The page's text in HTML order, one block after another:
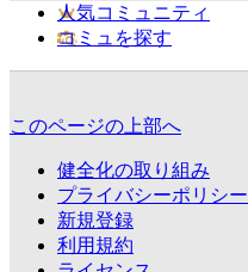
人気コミュニティ
コミュを探す
このページの上部へ
健全化の取り組み
プライバシーポリシー
新規登録
利用規約